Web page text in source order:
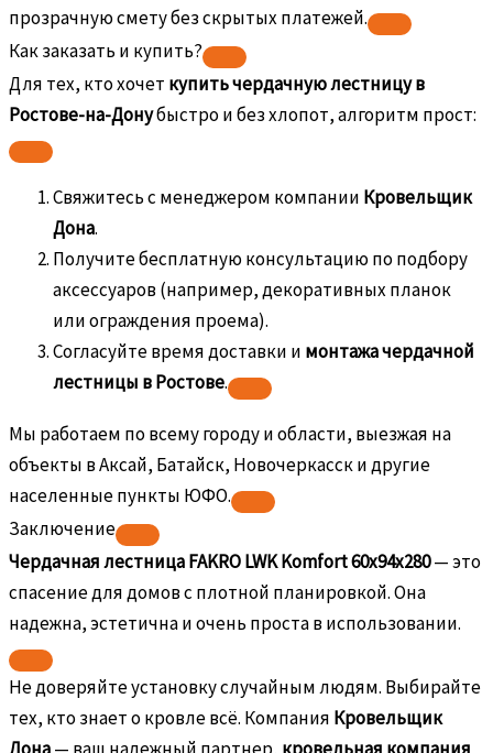
прозрачную смету без скрытых платежей.
Как заказать и купить?
Для тех, кто хочет купить чердачную лестницу в
Ростове-на-Донубыстро и без хлопот, алгоритм прост:
Свяжитесь с менеджером компании Кровельщик
Дона.
Получите бесплатную консультацию по подбору
аксессуаров (например, декоративных планок
или ограждения проема).
Согласуйте время доставки и монтажа чердачной
лестницы в Ростове.
Мы работаем по всему городу и области, выезжая на
объекты в Аксай, Батайск, Новочеркасск и другие
населенные пункты ЮФО.
Заключение
Чердачная лестница FAKRO LWK Komfort 60х94х280— это
спасение для домов с плотной планировкой. Она
надежна, эстетична и очень проста в использовании.
Не доверяйте установку случайным людям. Выбирайте
тех, кто знает о кровле всё. Компания Кровельщик
Дона— ваш надежный партнер, кровельная компания